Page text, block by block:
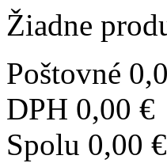
Žiadne
Poštovné
DPH 0,00 €
Spolu 0,00 €